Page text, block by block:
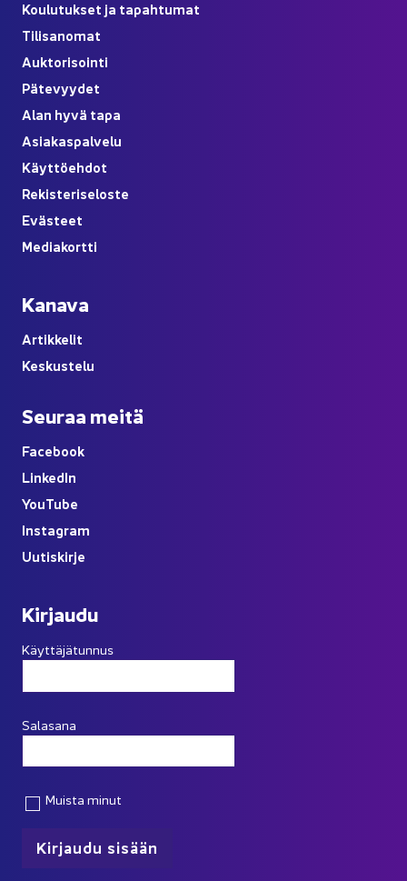
Kou­lu­tuk­set ja ta­pah­tu­mat
Ti­li­sa­no­mat
Auk­to­ri­soin­ti
Pä­te­vyy­det
Alan hyvä tapa
Asia­kas­pal­ve­lu
Käyt­tö­eh­dot
Re­kis­te­ri­se­los­te
Eväs­teet
Me­dia­kort­ti
Ka­na­va
Ar­tik­ke­lit
Kes­kus­te­lu
Seu­raa meitä
Face­book
Lin­ke­dIn
YouTube
Ins­ta­gram
Uu­tis­kir­je
Kir­jau­du
Käyttäjätunnus
Salasana
Muista minut